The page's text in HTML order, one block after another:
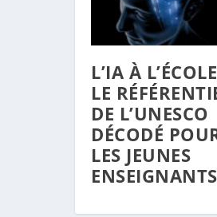
L’IA À L’ÉCOLE
LE
DE L’UNESCO
DÉCODÉ
LES JEUNES
ENSEIGNANTS